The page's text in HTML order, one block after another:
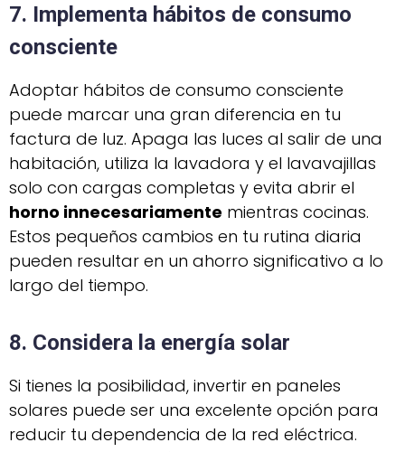
7. Implementa hábitos de consumo
consciente
Adoptar hábitos de consumo consciente
puede marcar una gran diferencia en tu
factura de luz. Apaga las luces al salir de una
habitación, utiliza la lavadora y el lavavajillas
solo con cargas completas y evita abrir el
horno innecesariamente mientras cocinas.
Estos pequeños cambios en tu rutina diaria
pueden resultar en un ahorro significativo a lo
largo del tiempo.
8. Considera la energía solar
Si tienes la posibilidad, invertir en paneles
solares puede ser una excelente opción para
reducir tu dependencia de la red eléctrica.